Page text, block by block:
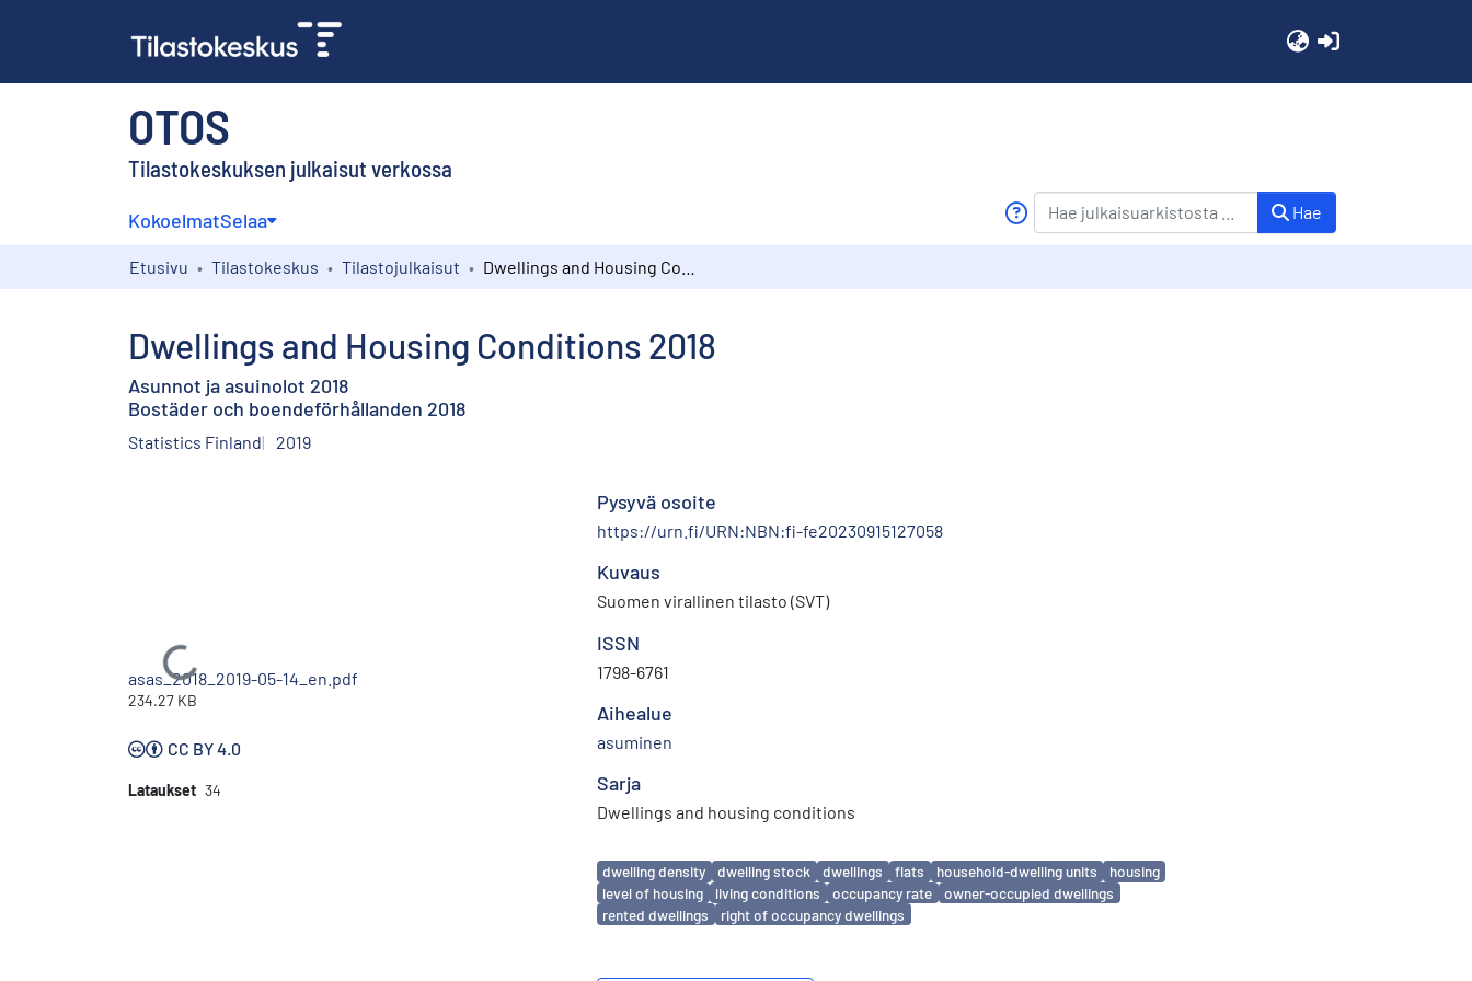
OTOS
Tilastokeskuksen julkaisut verkossa
KokoelmatSelaa Hae
Etusivu Tilastokeskus Tilastojulkaisut
Dwellings and Housing Conditions 2018
Asunnot ja asuinolot 2018
Bostäder och boendeförhållanden 2018
Statistics Finland 2019
Ladataan...
asas_2018_2019-05-14_en.pdf
234.27 KB
CC BY 4.0
Lataukset 34
Pysyvä osoite
https://urn.fi/URN:NBN:fi-fe20230915127058
Kuvaus
Suomen virallinen tilasto (SVT)
ISSN
1798-6761
Aihealue
asuminen
Sarja
Dwellings and housing conditions
Avainsanat
dwelling density dwelling stock dwellings flats household-dwelling units
housing
level of housing
living conditions occupancy rate
owner-occupied dwellings
rented dwellings
right of occupancy dwellings